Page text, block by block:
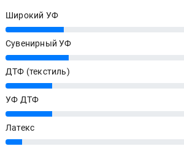
Широкий УФ
25%
Сувенирный УФ
27%
ДТФ (текстиль)
20%
УФ ДТФ
20%
Латекс
7%